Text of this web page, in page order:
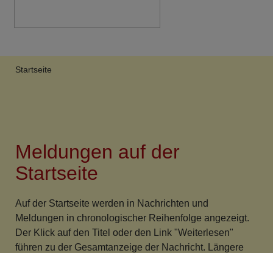
Breadcrumb
Startseite
Meldungen auf der
Startseite
Auf der Startseite werden in Nachrichten und
Meldungen in chronologischer Reihenfolge angezeigt.
Der Klick auf den Titel oder den Link "Weiterlesen"
führen zu der Gesamtanzeige der Nachricht. Längere